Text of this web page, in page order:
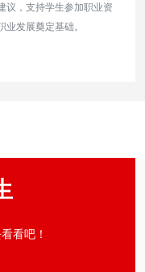
议，支持学生参加职业资
发展奠定基础。
看吧！